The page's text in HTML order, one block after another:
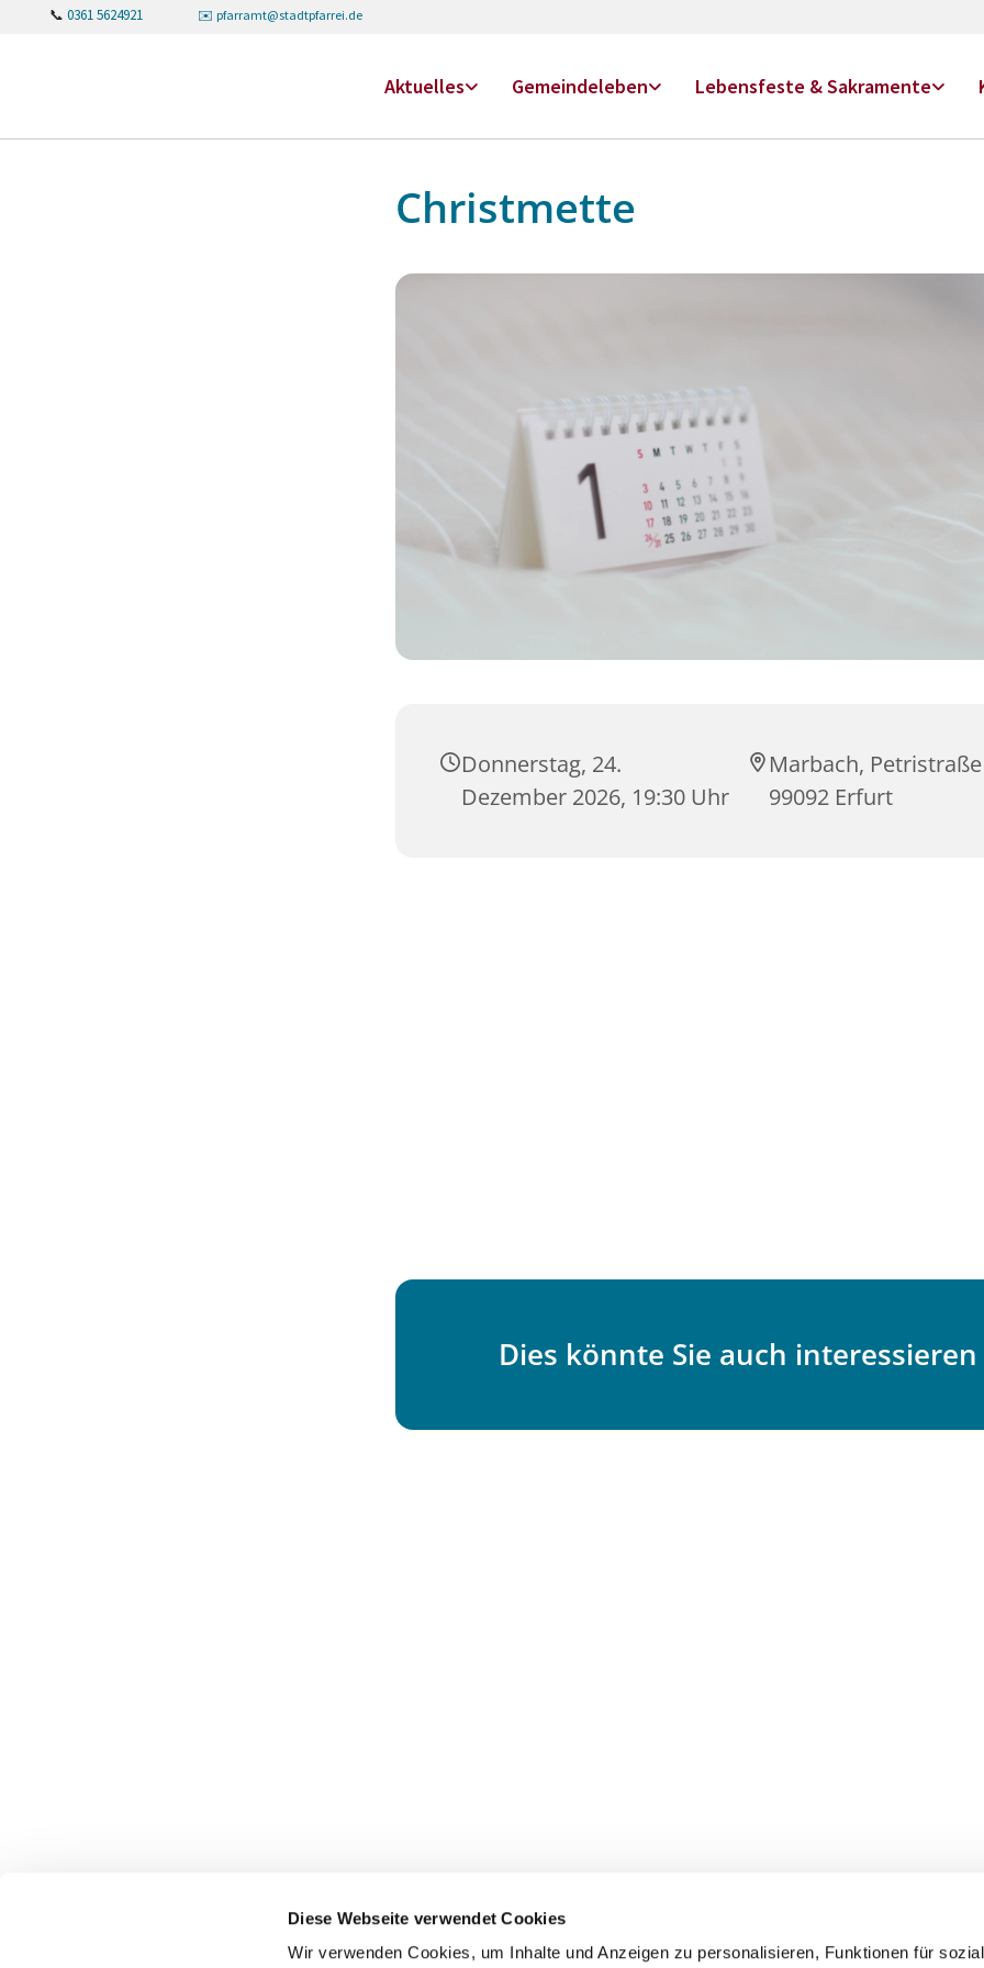
Diese Webseite verwendet Cookies
Wir verwenden Cookies, um Inhalte und Anzeigen zu personalisieren, Funktionen für
📞 0361 5624921 ✉️ pfarramt@stadtpfarrei.de
Aktuelles Gemeindeleben Lebensfeste & Sakramente
Christmette
Donnerstag, 24.
Dezember 2026, 19:30 Uhr
Marbach,
99092 Erfurt
Dies könnte Sie auch interessieren